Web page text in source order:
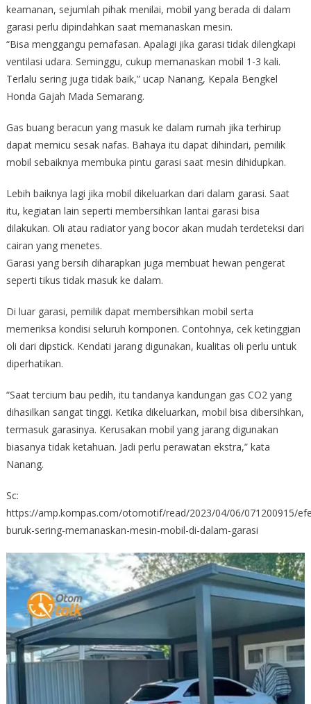
keamanan, sejumlah pihak menilai, mobil yang berada di dalam
garasi perlu dipindahkan saat memanaskan mesin.
“Bisa menggangu pernafasan. Apalagi jika garasi tidak dilengkapi
ventilasi udara. Seminggu, cukup memanaskan mobil 1-3 kali.
Terlalu sering juga tidak baik,” ucap Nanang, Kepala Bengkel
Honda Gajah Mada Semarang.
Gas buang beracun yang masuk ke dalam rumah jika terhirup
dapat memicu sesak nafas. Bahaya itu dapat dihindari, pemilik
mobil sebaiknya membuka pintu garasi saat mesin dihidupkan.
Lebih baiknya lagi jika mobil dikeluarkan dari dalam garasi. Saat
itu, kegiatan lain seperti membersihkan lantai garasi bisa
dilakukan. Oli atau radiator yang bocor akan mudah terdeteksi dari
cairan yang menetes.
Garasi yang bersih diharapkan juga membuat hewan pengerat
seperti tikus tidak masuk ke dalam.
Di luar garasi, pemilik dapat membersihkan mobil serta
memeriksa kondisi seluruh komponen. Contohnya, cek ketinggian
oli dari dipstick. Kendati jarang digunakan, kualitas oli perlu untuk
diperhatikan.
“Saat tercium bau pedih, itu tandanya kandungan gas CO2 yang
dihasilkan sangat tinggi. Ketika dikeluarkan, mobil bisa dibersihkan,
termasuk garasinya. Kerusakan mobil yang jarang digunakan
biasanya tidak ketahuan. Jadi perlu perawatan ekstra,” kata
Nanang.
Sc:
https://amp.kompas.com/otomotif/read/2023/04/06/071200915/
buruk-sering-memanaskan-mesin-mobil-di-dalam-garasi